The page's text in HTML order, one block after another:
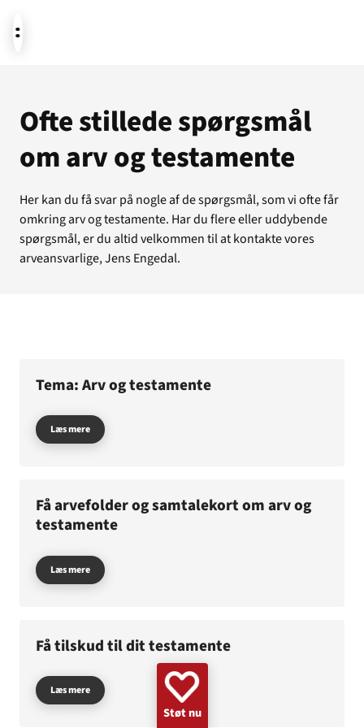
Aktuelt
Støt
Om os
GAZA KVINDER UKRAINE NØDHJÆLP
Ofte stillede spørgsmål
om arv og testamente
Her kan du få svar på nogle af de spørgsmål, som vi ofte får
omkring arv og testamente. Har du flere eller uddybende
spørgsmål, er du altid velkommen til at kontakte vores
arveansvarlige, Jens Engedal.
Tema: Arv og testamente
Læs mere
Få arvefolder og samtalekort om arv og
testamente
Læs mere
Få tilskud til dit testamente
Læs mere
Støt nu